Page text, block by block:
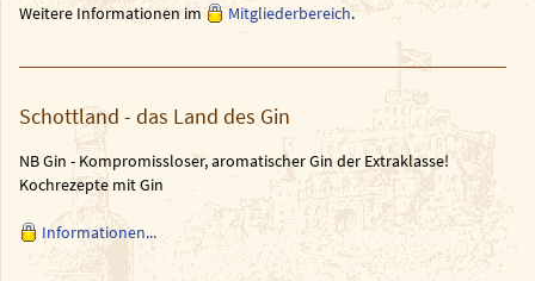
Weitere Informationen im Mitgliederbereich.
Schottland - das Land des Gin
NB Gin - Kompromissloser, aromatischer Gin der Extraklasse!
Kochrezepte mit Gin
Informationen...